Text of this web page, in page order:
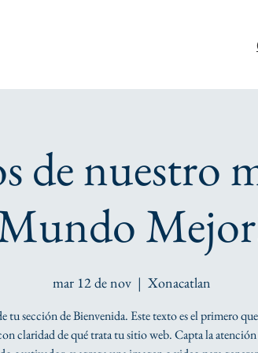
de nuestro
mar 12 de nov
  |
Xonacatlan
tu sección de Bienvenida. Este texto es el primero
claridad de qué trata tu sitio web. Capta la